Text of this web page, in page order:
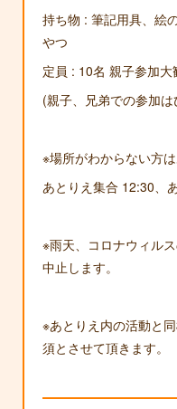
持ち物 : 筆記用具、絵
やつ
定員 : 10名 親子参加大
(親子、兄弟での参加
※場所がわからない方
あとりえ集合 12:30、
※雨天、コロナウィル
中止します。
※あとりえ内の活動と
須とさせて頂きます。